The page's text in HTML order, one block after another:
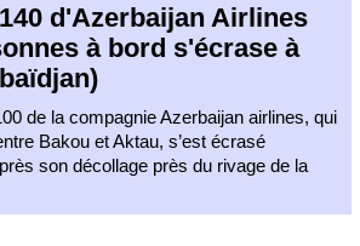
d'Azerbaijan Airlines
à bord s'écrase à
de la compagnie Azerbaijan airlines, qui
Bakou et Aktau, s’est écrasé
son décollage près du rivage de la